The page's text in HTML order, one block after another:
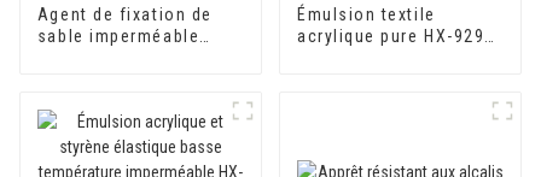
Agent de fixation de
sable imperméable
Émulsion textile
acrylique pure HX-929